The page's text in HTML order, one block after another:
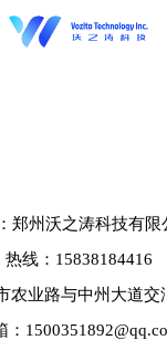
郑州沃之涛科技有限
热线：15838184416
农业路与中州大道交
：